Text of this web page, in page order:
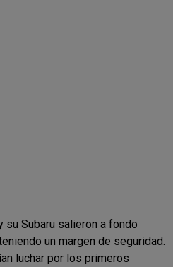
su Subaru salieron a fondo
un margen de seguridad.
luchar por los primeros